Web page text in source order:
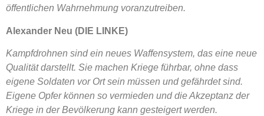
öffentlichen Wahrnehmung voranzutreiben.
Alexander Neu (DIE LINKE)
Kampfdrohnen sind ein neues Waffensystem, das eine neue
Qualität darstellt. Sie machen Kriege führbar, ohne dass
eigene Soldaten vor Ort sein müssen und gefährdet sind.
Eigene Opfer können so vermieden und die Akzeptanz der
Kriege in der Bevölkerung kann gesteigert werden.